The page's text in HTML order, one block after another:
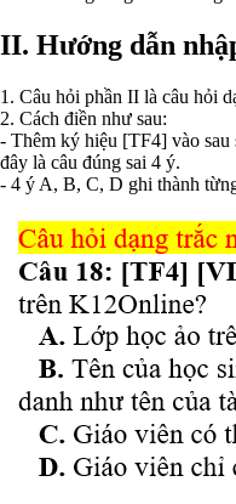
II. Hướng dẫn
1. Câu hỏi phần II là câu hỏi
2. Cách điền như sau:
- Thêm ký hiệu [TF4] vào sau
đây là câu đúng sai 4 ý.
- 4 ý A, B, C, D ghi thành